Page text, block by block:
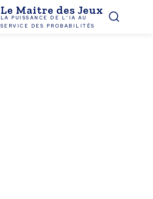
Le Maitre des Jeux
LA PUISSANCE DE L'IA AU
SERVICE DES PROBABILITÉS